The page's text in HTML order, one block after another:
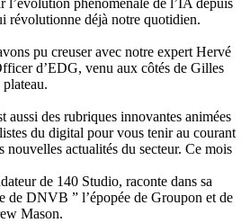
l’évolution phénoménale de l’IA depuis
révolutionne déjà notre quotidien.
pu creuser avec notre expert Hervé
d’EDG, venu aux côtés de Gilles
aussi des rubriques innovantes animées
du digital pour vous tenir au courant
nouvelles actualités du secteur. Ce mois
de 140 Studio, raconte dans sa
de DNVB ” l’épopée de Groupon et de
Mason.